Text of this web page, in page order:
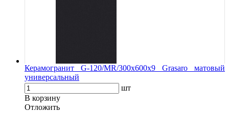
Керамогранит G-120/MR/300x600x9 Grasaro матовый
универсальный
шт
В корзину
Oтложить